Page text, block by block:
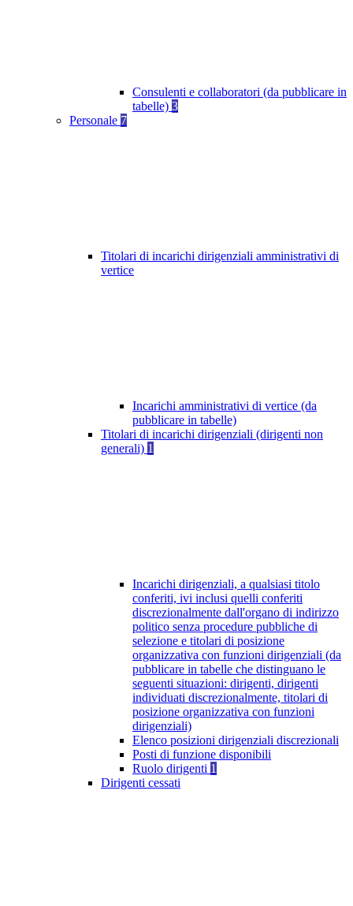
Consulenti e collaboratori (da pubblicare in
tabelle) 3
Personale 7
Titolari di incarichi dirigenziali amministrativi di
vertice
Incarichi amministrativi di vertice (da
pubblicare in tabelle)
Titolari di incarichi dirigenziali (dirigenti non
generali) 1
Incarichi dirigenziali, a qualsiasi titolo
conferiti, ivi inclusi quelli conferiti
discrezionalmente dall'organo di indirizzo
politico senza procedure pubbliche di
selezione e titolari di posizione
organizzativa con funzioni dirigenziali (da
pubblicare in tabelle che distinguano le
seguenti situazioni: dirigenti, dirigenti
individuati discrezionalmente, titolari di
posizione organizzativa con funzioni
dirigenziali)
Elenco posizioni dirigenziali discrezionali
Posti di funzione disponibili
Ruolo dirigenti 1
Dirigenti cessati